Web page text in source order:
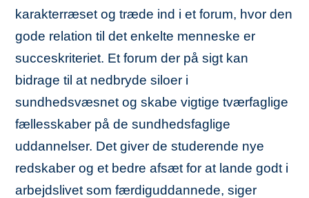
karakterræset og træde ind i et forum, hvor den
gode relation til det enkelte menneske er
succeskriteriet. Et forum der på sigt kan
bidrage til at nedbryde siloer i
sundhedsvæsnet og skabe vigtige tværfaglige
fællesskaber på de sundhedsfaglige
uddannelser. Det giver de studerende nye
redskaber og et bedre afsæt for at lande godt i
arbejdslivet som færdiguddannede, siger